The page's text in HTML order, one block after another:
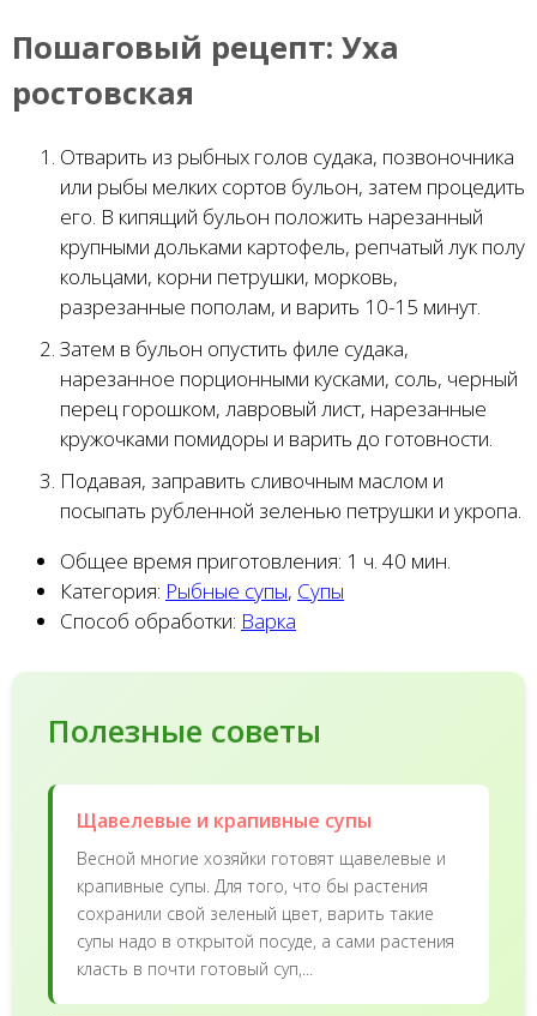
Пошаговый рецепт: Уха
ростовская
Отварить из рыбных голов судака, позвоночника
или рыбы мелких сортов бульон, затем процедить
его. В кипящий бульон положить нарезанный
крупными дольками картофель, репчатый лук полу
кольцами, корни петрушки, морковь,
разрезанные пополам, и варить 10-15 минут.
Затем в бульон опустить филе судака,
нарезанное порционными кусками, соль, черный
перец горошком, лавровый лист, нарезанные
кружочками помидоры и варить до готовности.
Подавая, заправить сливочным маслом и
посыпать рубленной зеленью петрушки и укропа.
Общее время приготовления: 1 ч. 40 мин.
Категория: Рыбные супы, Супы
Способ обработки: Варка
Полезные советы
Щавелевые и крапивные супы
Весной многие хозяйки готовят щавелевые и
крапивные супы. Для того, что бы растения
сохранили свой зеленый цвет, варить такие
супы надо в открытой посуде, а сами растения
класть в почти готовый суп,...